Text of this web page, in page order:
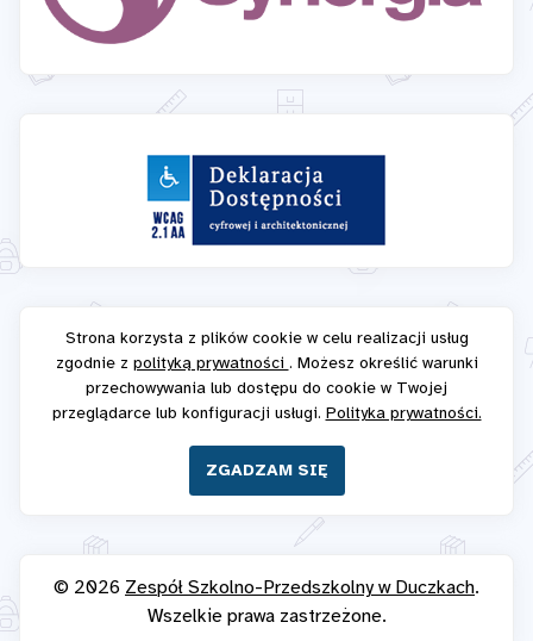
Strona korzysta z plików cookie w celu realizacji usług
zgodnie z polityką prywatności . Możesz określić warunki
przechowywania lub dostępu do cookie w Twojej
przeglądarce lub konfiguracji usługi. Polityka prywatności.
ZGADZAM SIĘ
© 2026 Zespół Szkolno-Przedszkolny w Duczkach.
Wszelkie prawa zastrzeżone.